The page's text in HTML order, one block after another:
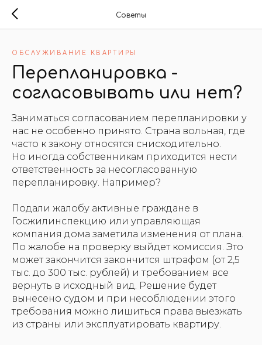
Советы
ОБСЛУЖИВАНИЕ КВАРТИРЫ
Перепланировка -
согласовывать или нет?
Заниматься согласованием перепланировки у
нас не особенно принято. Страна вольная, где
часто к закону относятся снисходительно.
Но иногда собственникам приходится нести
ответственность за несогласованную
перепланировку. Например?
Подали жалобу активные граждане в
Госжилинспекцию или управляющая
компания дома заметила изменения от плана.
По жалобе на проверку выйдет комиссия. Это
может закончится закончится штрафом (от 2,5
тыс. до 300 тыс. рублей) и требованием все
вернуть в исходный вид. Решение будет
вынесено судом и при несоблюдении этого
требования можно лишиться права выезжать
из страны или эксплуатировать квартиру.